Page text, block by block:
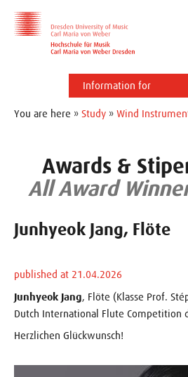
Information for
Students
Applicants
International
Press
Alumni
You are here » Study » Wind
Awards &
All Award
Junhyeok Jang, Flöte
published at 21.04.2026
Junhyeok Jang, Flöte (Klasse Prof.
Dutch International Flute Competition
Herzlichen Glückwunsch!